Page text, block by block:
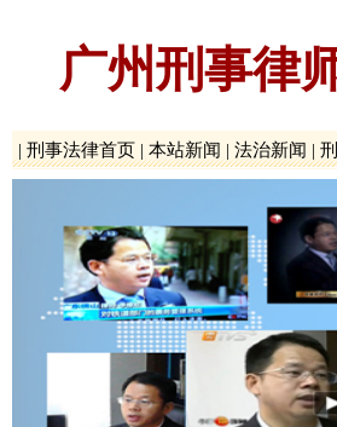
广州刑事律
| 刑事法律首页 | 本站新闻 | 法治新闻 |